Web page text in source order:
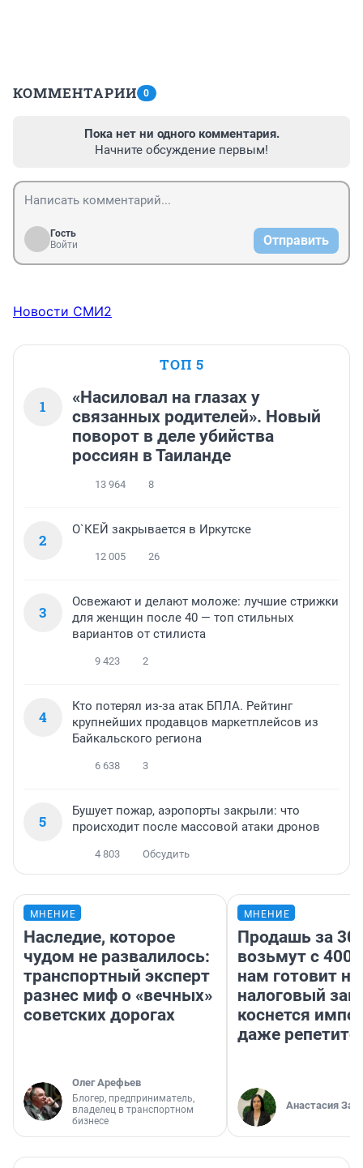
КОММЕНТАРИИ 0
Пока нет ни одного комментария.
Начните обсуждение первым!
Гость
Войти
Отправить
Новости СМИ2
ТОП 5
1
«Насиловал на глазах у
связанных родителей». Новый
поворот в деле убийства
россиян в Таиланде
13 964 8
2
О`КЕЙ закрывается в Иркутске
12 005 26
3
Освежают и делают моложе: лучшие стрижки
для женщин после 40 — топ стильных
вариантов от стилиста
9 423 2
4
Кто потерял из-за атак БПЛА. Рейтинг
крупнейших продавцов маркетплейсов из
Байкальского региона
6 638 3
5
Бушует пожар, аэропорты закрыли: что
происходит после массовой атаки дронов
4 803 Обсудить
МНЕНИЕ
Наследие, которое
чудом не развалилось:
транспортный эксперт
разнес миф о «вечных»
советских дорогах
Олег Арефьев
Блогер, предприниматель,
владелец в транспортном
бизнесе
МНЕНИЕ
Продашь за
возьмут с
нам готовит
налоговый
коснется
даже
Анастасия